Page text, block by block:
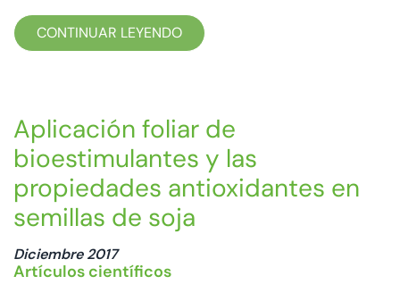
CONTINUAR LEYENDO
Aplicación foliar de
bioestimulantes y las
propiedades antioxidantes en
semillas de soja
Diciembre 2017
Artículos científicos